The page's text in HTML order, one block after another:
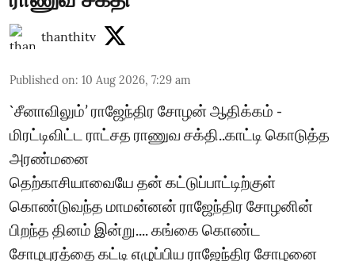
thanthitv
Published on: 10 Aug 2026, 7:29 am
`சீனாவிலும்’ ராஜேந்திர சோழன் ஆதிக்கம் -
மிரட்டிவிட்ட ராட்சத ராணுவ சக்தி..காட்டி கொடுத்த
அரண்மனை
தெற்காசியாவையே தன் கட்டுப்பாட்டிற்குள்
கொண்டுவந்த மாமன்னன் ராஜேந்திர சோழனின்
பிறந்த தினம் இன்று.... கங்கை கொண்ட
சோழபுரத்தை கட்டி எழுப்பிய ராஜேந்திர சோழனை